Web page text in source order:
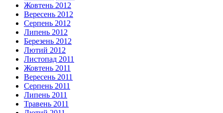
Жовтень 2012
Вересень 2012
Серпень 2012
Липень 2012
Березень 2012
Лютий 2012
Листопад 2011
Жовтень 2011
Вересень 2011
Серпень 2011
Липень 2011
Травень 2011